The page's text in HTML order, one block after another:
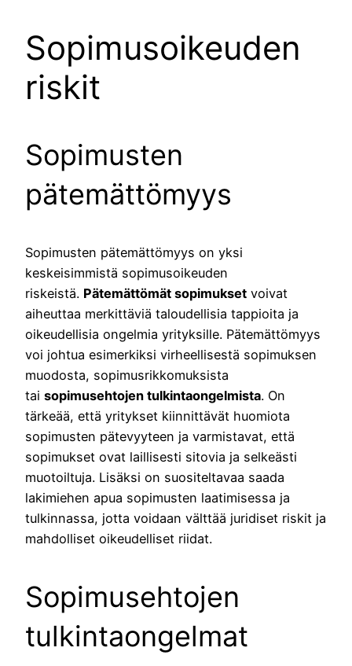
Sopimusoikeuden
riskit
Sopimusten
pätemättömyys
Sopimusten pätemättömyys on yksi
keskeisimmistä sopimusoikeuden
riskeistä. Pätemättömät sopimukset voivat
aiheuttaa merkittäviä taloudellisia tappioita ja
oikeudellisia ongelmia yrityksille. Pätemättömyys
voi johtua esimerkiksi virheellisestä sopimuksen
muodosta, sopimusrikkomuksista
tai sopimusehtojen tulkintaongelmista. On
tärkeää, että yritykset kiinnittävät huomiota
sopimusten pätevyyteen ja varmistavat, että
sopimukset ovat laillisesti sitovia ja selkeästi
muotoiltuja. Lisäksi on suositeltavaa saada
lakimiehen apua sopimusten laatimisessa ja
tulkinnassa, jotta voidaan välttää juridiset riskit ja
mahdolliset oikeudelliset riidat.
Sopimusehtojen
tulkintaongelmat